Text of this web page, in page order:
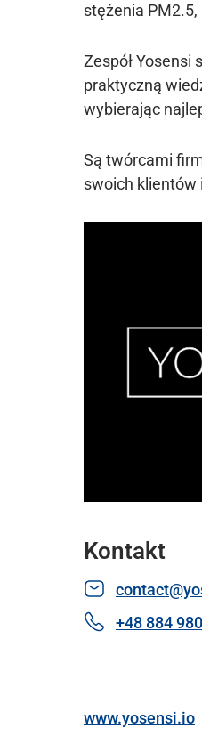
stężenia PM2.5,
Zespół Yosensi
praktyczną
wybierając
Są twórcami
swoich klientów
Kontakt
+48 884
www.yosensi.io